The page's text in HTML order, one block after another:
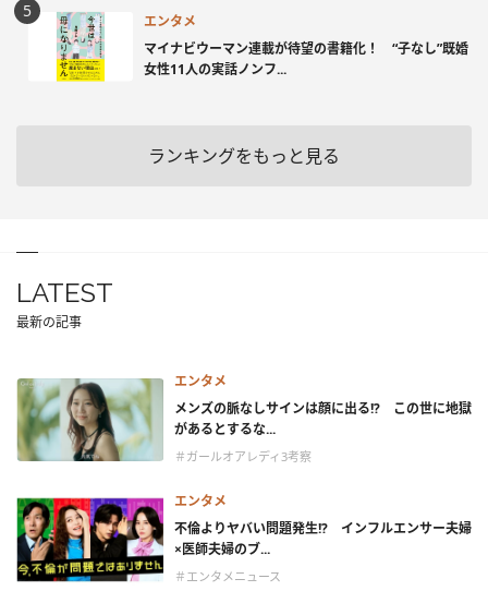
エンタメ
マイナビウーマン連載が待望の書籍化！ “子なし”既婚
女性11人の実話ノンフ...
ランキングをもっと見る
LATEST
最新の記事
エンタメ
メンズの脈なしサインは顔に出る!? この世に地獄
があるとするな...
＃ガールオアレディ3考察
エンタメ
不倫よりヤバい問題発生!? インフルエンサー夫婦
×医師夫婦のブ...
＃エンタメニュース